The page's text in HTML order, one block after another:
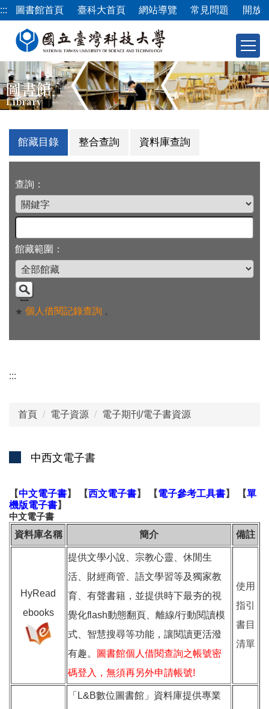
跳
到
內
容
區
::: 圖書館首頁 臺科大首頁 網站導覽 常見問題 開放
圖書館
Library
館藏目錄 整合查詢 資料庫查詢
查詢：
館藏範圍：
★ 個人借閱記錄查詢 。
:::
首頁 電子資源 電子期刊/電子書資源
中西文電子書
【中文電子書】 【西文電子書】 【電子參考工具書】 【單
機版電子書】
中文電子書
資料庫名稱
簡介 備註
HyRead
ebooks
提供文學小說、宗教心靈、休閒生
活、財經商管、語文學習等及獨家教
育、有聲書籍，並提供時下最夯的視
覺化flash動態翻頁、離線/行動閱讀模
式、智慧搜尋等功能，讓閱讀更活潑
有趣。
圖書館個人借閱查詢之帳號密
碼登入，無須再另外申請帳號!
使用
指引
書目
清單
「L&B數位圖書館」資料庫提供專業